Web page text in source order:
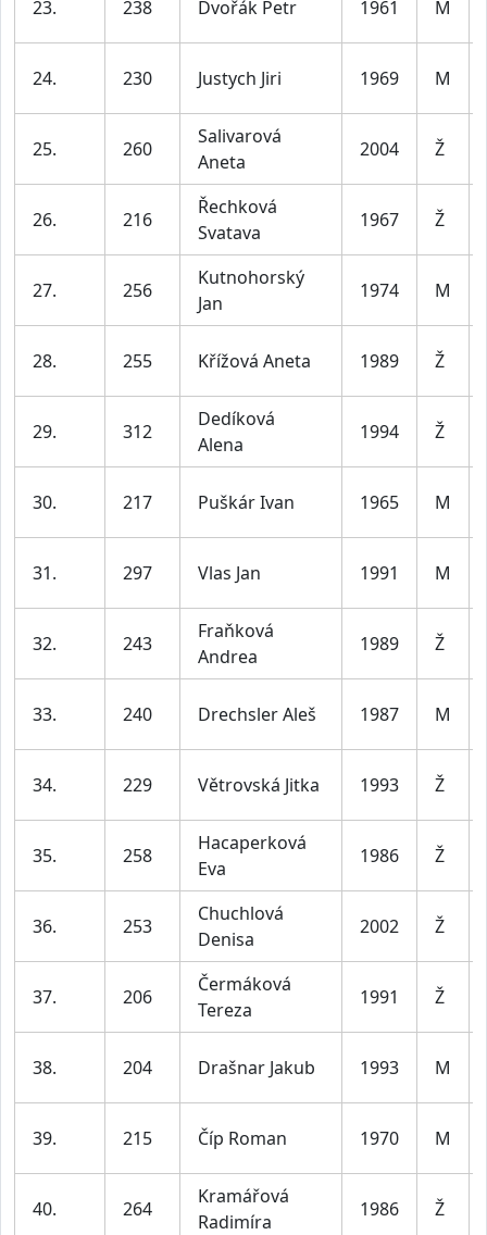
23. 238 Dvořák Petr 1961 M
24. 230 Justych Jiri 1969 M
25. 260
Salivarová
Aneta
2004 Ž
26. 216
Řechková
Svatava
1967 Ž
27. 256
Kutnohorský
Jan
1974 M
28. 255 Křížová Aneta 1989 Ž
29. 312
Dedíková
Alena
1994 Ž
30. 217 Puškár Ivan 1965 M
31. 297 Vlas Jan 1991 M
32. 243
Fraňková
Andrea
1989 Ž
33. 240 Drechsler Aleš 1987 M
34. 229 Větrovská Jitka 1993 Ž
35. 258
Hacaperková
Eva
1986 Ž
36. 253
Chuchlová
Denisa
2002 Ž
37. 206
Čermáková
Tereza
1991 Ž
38. 204 Drašnar Jakub 1993 M
39. 215 Číp Roman 1970 M
40. 264
Kramářová
Radimíra
1986 Ž